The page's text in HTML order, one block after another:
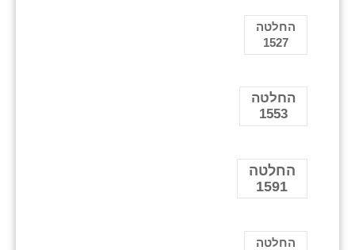
החלטה
1527
החלטה
1553
החלטה
1591
החלטה